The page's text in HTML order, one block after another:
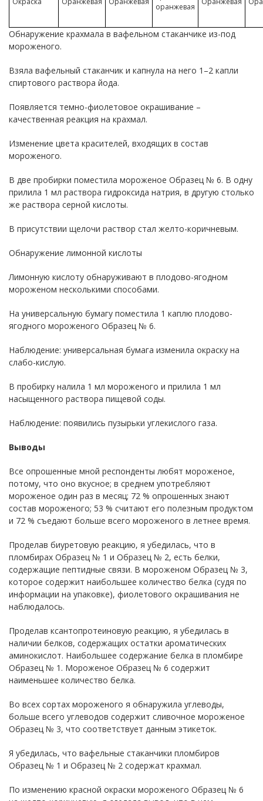
оранжевая
Обнаружение крахмала в вафельном стаканчике из-под
мороженого.
Взяла вафельный стаканчик и капнула на него 1–2 капли
спиртового раствора йода.
Появляется темно-фиолетовое окрашивание –
качественная реакция на крахмал.
Изменение цвета красителей, входящих в состав
мороженого.
В две пробирки поместила мороженое Образец № 6. В одну
прилила 1 мл раствора гидроксида натрия, в другую столько
же раствора серной кислоты.
В присутствии щелочи раствор стал желто-коричневым.
Обнаружение лимонной кислоты
Лимонную кислоту обнаруживают в плодово-ягодном
мороженом несколькими способами.
На универсальную бумагу поместила 1 каплю плодово-
ягодного мороженого Образец № 6.
Наблюдение: универсальная бумага изменила окраску на
слабо-кислую.
В пробирку налила 1 мл мороженого и прилила 1 мл
насыщенного раствора пищевой соды.
Наблюдение: появились пузырьки углекислого газа.
Выводы
Все опрошенные мной респонденты любят мороженое,
потому, что оно вкусное; в среднем употребляют
мороженое один раз в месяц; 72 % опрошенных знают
состав мороженого; 53 % считают его полезным продуктом
и 72 % съедают больше всего мороженого в летнее время.
Проделав биуретовую реакцию, я убедилась, что в
пломбирах Образец № 1 и Образец № 2, есть белки,
содержащие пептидные связи. В мороженом Образец № 3,
которое содержит наибольшее количество белка (судя по
информации на упаковке), фиолетового окрашивания не
наблюдалось.
Проделав ксантопротеиновую реакцию, я убедилась в
наличии белков, содержащих остатки ароматических
аминокислот. Наибольшее содержание белка в пломбире
Образец № 1. Мороженое Образец № 6 содержит
наименьшее количество белка.
Во всех сортах мороженого я обнаружила углеводы,
больше всего углеводов содержит сливочное мороженое
Образец № 3, что соответствует данным этикеток.
Я убедилась, что вафельные стаканчики пломбиров
Образец № 1 и Образец № 2 содержат крахмал.
По изменению красной окраски мороженого Образец № 6